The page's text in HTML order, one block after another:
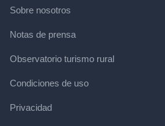
Sobre nosotros
Notas de prensa
Observatorio turismo rural
Condiciones de uso
Privacidad